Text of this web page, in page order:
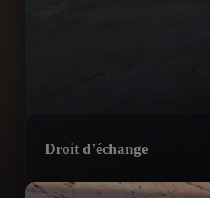
Droit d’échange